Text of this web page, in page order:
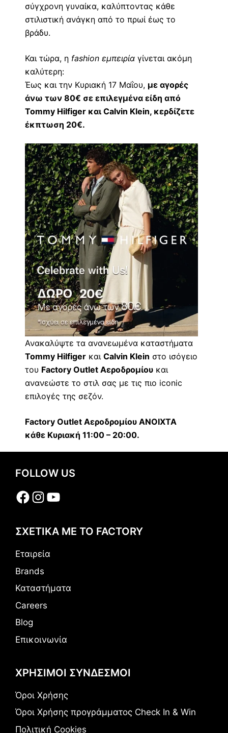
σύγχρονη γυναίκα, καλύπτοντας κάθε
στιλιστική ανάγκη από το πρωί έως το
βράδυ.
Και τώρα, η fashion εμπειρία γίνεται ακόμη
καλύτερη:
Έως και την Κυριακή 17 Μαΐου, με αγορές
άνω των 80€ σε επιλεγμένα είδη από
Tommy Hilfiger και Calvin Klein, κερδίζετε
έκπτωση 20€.
Ανακαλύψτε τα ανανεωμένα καταστήματα
Tommy Hilfiger και Calvin Klein στο ισόγειο
του Factory Outlet Αεροδρομίου και
ανανεώστε το στιλ σας με τις πιο iconic
επιλογές της σεζόν.
Factory Outlet Αεροδρομίου ΑΝΟΙΧΤΑ
κάθε Κυριακή 11:00 – 20:00.
FOLLOW US
Facebook
Instagram
YouTube
ΣΧΕΤΙΚΑ ΜΕ ΤΟ FACTORY
Εταιρεία
Brands
Καταστήματα
Careers
Blog
Επικοινωνία
ΧΡΗΣΙΜΟΙ ΣΥΝΔΕΣΜΟΙ
Όροι Χρήσης
Όροι Χρήσης προγράμματος Check In & Win
Πολιτική Cookies